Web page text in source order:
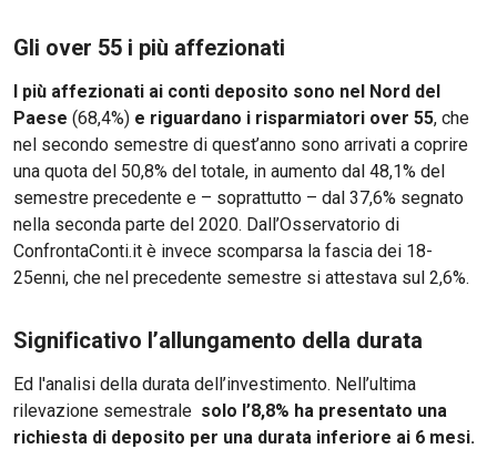
Gli over 55 i più affezionati
I più affezionati ai conti deposito sono nel Nord del
Paese (68,4%) e riguardano i risparmiatori over 55, che
nel secondo semestre di quest’anno sono arrivati a coprire
una quota del 50,8% del totale, in aumento dal 48,1% del
semestre precedente e – soprattutto – dal 37,6% segnato
nella seconda parte del 2020. Dall’Osservatorio di
ConfrontaConti.it è invece scomparsa la fascia dei 18-
25enni, che nel precedente semestre si attestava sul 2,6%.
Significativo l’allungamento della durata
Ed l'analisi della durata dell’investimento. Nell’ultima
rilevazione semestrale solo l’8,8% ha presentato una
richiesta di deposito per una durata inferiore ai 6 mesi.